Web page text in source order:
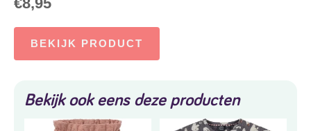
BEKIJK PRODUCT
Bekijk ook eens deze producten